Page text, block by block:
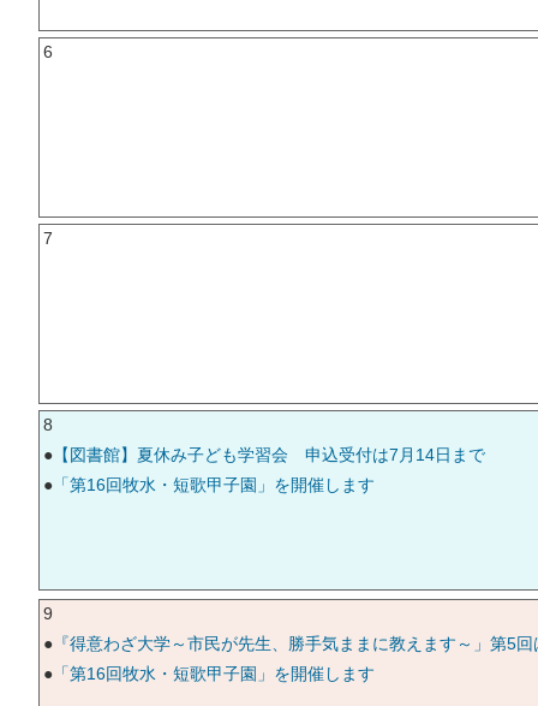
6
7
8
● 【図書館】夏休み子ども学習会 申込受付は7月14日まで
● 「第16回牧水・短歌甲子園」を開催します
9
● 『得意わざ大学～市民が先生、勝手気ままに教えます～」第5
● 「第16回牧水・短歌甲子園」を開催します